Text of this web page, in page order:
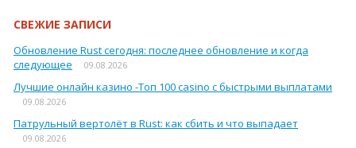
СВЕЖИЕ ЗАПИСИ
Обновление Rust сегодня: последнее обновление и когда
следующее
09.08.2026
Лучшие онлайн казино -Топ 100 casino с быстрыми выплатами
09.08.2026
Патрульный вертолёт в Rust: как сбить и что выпадает
09.08.2026